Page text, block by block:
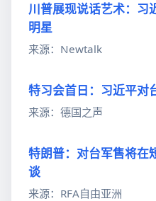
川普展现说话艺术：习
明星
来源：Newtalk
特习会首日：习近平对
来源：德国之声
特朗普：对台军售将在
谈
来源：RFA自由亚洲